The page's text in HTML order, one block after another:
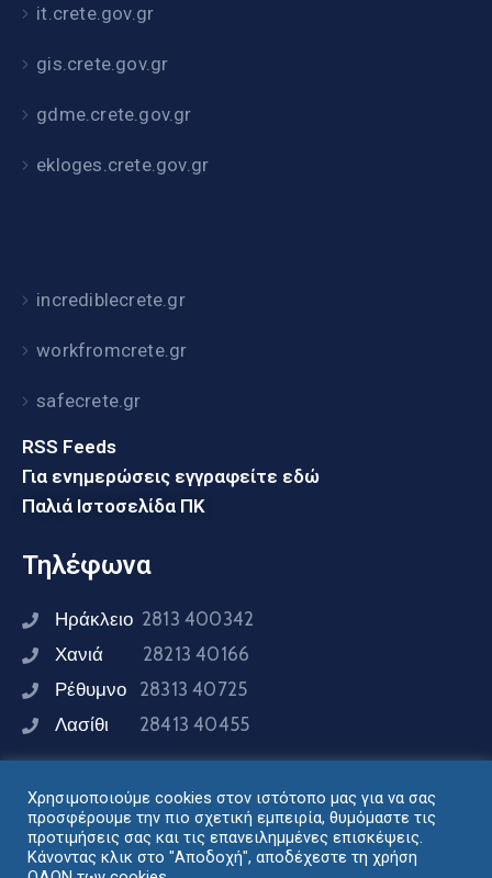
it.crete.gov.gr
gis.crete.gov.gr
gdme.crete.gov.gr
ekloges.crete.gov.gr
incrediblecrete.gr
workfromcrete.gr
safecrete.gr
RSS Feeds
Για ενημερώσεις εγγραφείτε εδώ
Παλιά Ιστοσελίδα ΠΚ
Τηλέφωνα
Ηράκλειο 2813 400342
Χανιά 28213 40166
Ρέθυμνο 28313 40725
Λασίθι 28413 40455
Συνδεθείτε μαζί μας
Χρησιμοποιούμε cookies στον ιστότοπο μας για να σας
προσφέρουμε την πιο σχετική εμπειρία, θυμόμαστε τις
προτιμήσεις σας και τις επανειλημμένες επισκέψεις.
Κάνοντας κλικ στο "Αποδοχή", αποδέχεστε τη χρήση